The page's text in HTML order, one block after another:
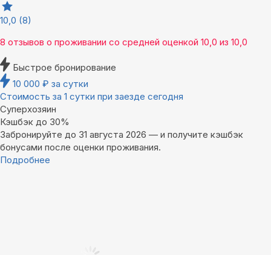
10,0 (8)
8 отзывов о проживании со средней оценкой 10,0 из 10,0
Быстрое бронирование
10 000 ₽ за сутки
Стоимость за 1 сутки при заезде сегодня
Суперхозяин
Кэшбэк до 30%
Забронируйте до 31 августа 2026 — и получите кэшбэк
бонусами после оценки проживания.
Подробнее